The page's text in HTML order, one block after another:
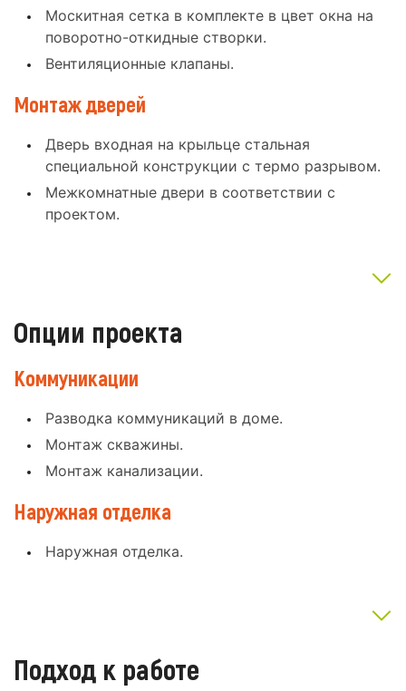
Москитная сетка в комплекте в цвет окна на
поворотно-откидные створки.
Вентиляционные клапаны.
Монтаж дверей
Дверь входная на крыльце стальная
специальной конструкции с термо разрывом.
Межкомнатные двери в соответствии с
проектом.
Опции проекта
Коммуникации
Разводка коммуникаций в доме.
Монтаж скважины.
Монтаж канализации.
Наружная отделка
Наружная отделка.
Подход к работе